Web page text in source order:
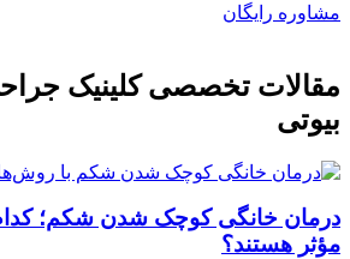
مشاوره رایگان
مقالات تخصصی کلینیک
بیوتی
درمان خانگی کوچک شدن شکم؛
مؤثر هستند؟